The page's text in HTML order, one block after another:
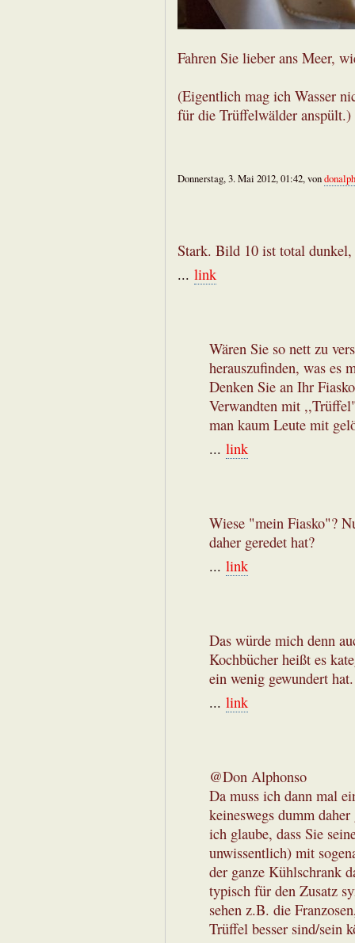
Fahren Sie lieber ans Meer,
(Eigentlich mag ich Wasser
für die Trüffelwälder anspült.)
Donnerstag, 3. Mai 2012, 01:42, von
Stark. Bild 10 ist total
... link
Wären Sie so nett zu
herauszufinden, was es
Denken Sie an Ihr
Verwandten mit
man kaum Leute mit
... link
Wiese "mein Fiasko"?
daher geredet hat?
... link
Das würde mich denn
Kochbücher heißt es
ein wenig gewundert hat.
... link
@Don Alphonso
Da muss ich dann mal
keineswegs dumm
ich glaube, dass Sie
unwissentlich) mit
der ganze Kühlschrank
typisch für den Zusatz
sehen z.B. die
Trüffel besser sind/sein